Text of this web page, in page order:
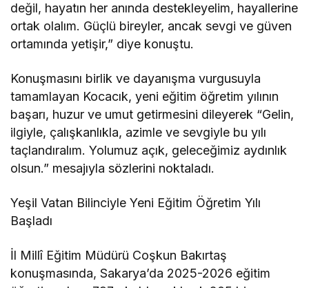
değil, hayatın her anında destekleyelim, hayallerine
ortak olalım. Güçlü bireyler, ancak sevgi ve güven
ortamında yetişir,” diye konuştu.
Konuşmasını birlik ve dayanışma vurgusuyla
tamamlayan Kocacık, yeni eğitim öğretim yılının
başarı, huzur ve umut getirmesini dileyerek “Gelin,
ilgiyle, çalışkanlıkla, azimle ve sevgiyle bu yılı
taçlandıralım. Yolumuz açık, geleceğimiz aydınlık
olsun.” mesajıyla sözlerini noktaladı.
Yeşil Vatan Bilinciyle Yeni Eğitim Öğretim Yılı
Başladı
İl Millî Eğitim Müdürü Coşkun Bakırtaş
konuşmasında, Sakarya’da 2025-2026 eğitim